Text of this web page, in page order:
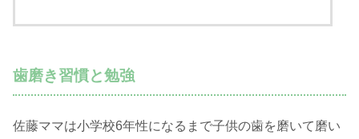
歯磨き習慣と勉強
佐藤ママは小学校6年性になるまで子供の歯を磨いて磨い